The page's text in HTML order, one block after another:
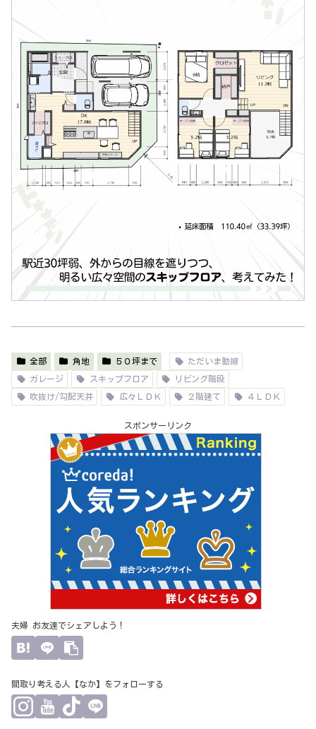
全部 角地 ５０坪まで ただいま動線
ガレージ スキップフロア リビング階段
吹抜け/勾配天井 広々ＬＤＫ ２階建て ４ＬＤＫ
スポンサーリンク
夫婦 お友達でシェアしよう！
間取り考える人【なか】をフォローする